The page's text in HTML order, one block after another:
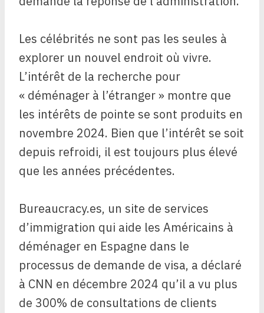
Les célébrités ne sont pas les seules à
explorer un nouvel endroit où vivre.
L’intérêt de la recherche pour
« déménager à l’étranger » montre que
les intérêts de pointe se sont produits en
novembre 2024. Bien que l’intérêt se soit
depuis refroidi, il est toujours plus élevé
que les années précédentes.
Bureaucracy.es, un site de services
d’immigration qui aide les Américains à
déménager en Espagne dans le
processus de demande de visa, a déclaré
à CNN en décembre 2024 qu’il a vu plus
de 300% de consultations de clients